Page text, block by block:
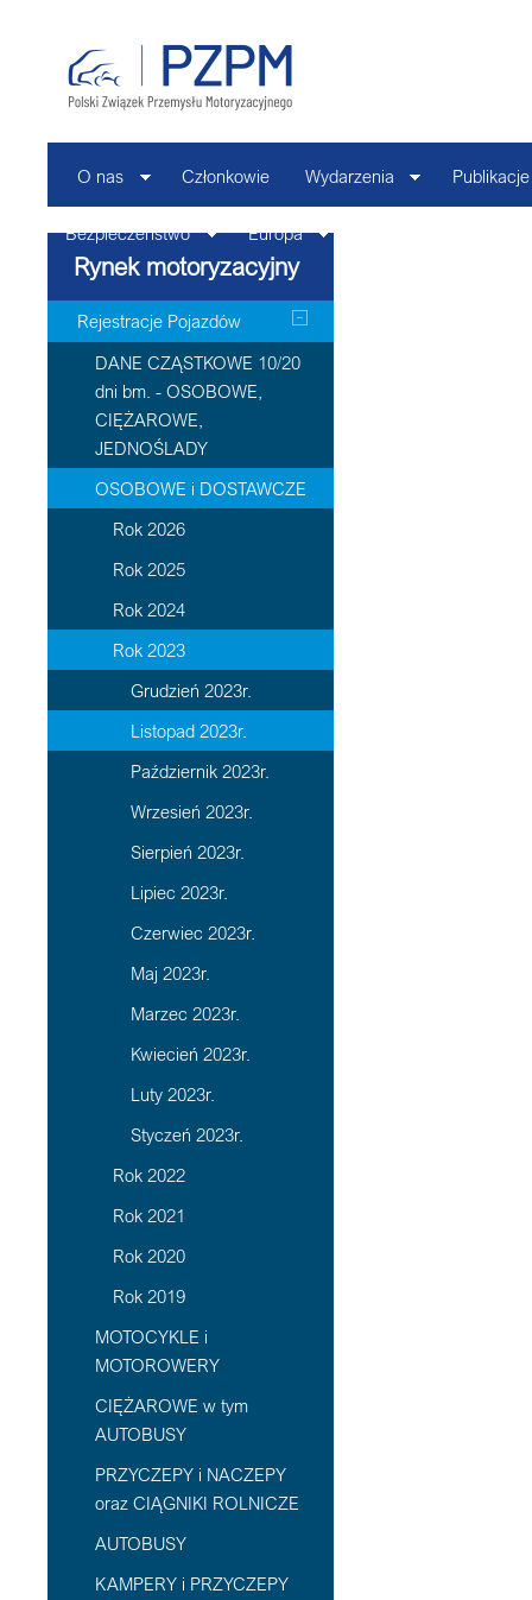
O nas Członkowie Wydarzenia Publikacje
Bezpieczeństwo Europa
Rynek motoryzacyjny
Rejestracje Pojazdów
DANE CZĄSTKOWE 10/20
dni bm. - OSOBOWE,
CIĘŻAROWE,
JEDNOŚLADY
OSOBOWE i DOSTAWCZE
Rok 2026
Rok 2025
Rok 2024
Rok 2023
Grudzień 2023r.
Listopad 2023r.
Październik 2023r.
Wrzesień 2023r.
Sierpień 2023r.
Lipiec 2023r.
Czerwiec 2023r.
Maj 2023r.
Marzec 2023r.
Kwiecień 2023r.
Luty 2023r.
Styczeń 2023r.
Rok 2022
Rok 2021
Rok 2020
Rok 2019
MOTOCYKLE i
MOTOROWERY
CIĘŻAROWE w tym
AUTOBUSY
PRZYCZEPY i NACZEPY
oraz CIĄGNIKI ROLNICZE
AUTOBUSY
KAMPERY i PRZYCZEPY